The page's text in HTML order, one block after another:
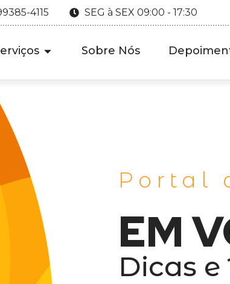
4115 SEG à SEX 09:00 - 17:30
Sobre Nós
Portal
EM
Dicas